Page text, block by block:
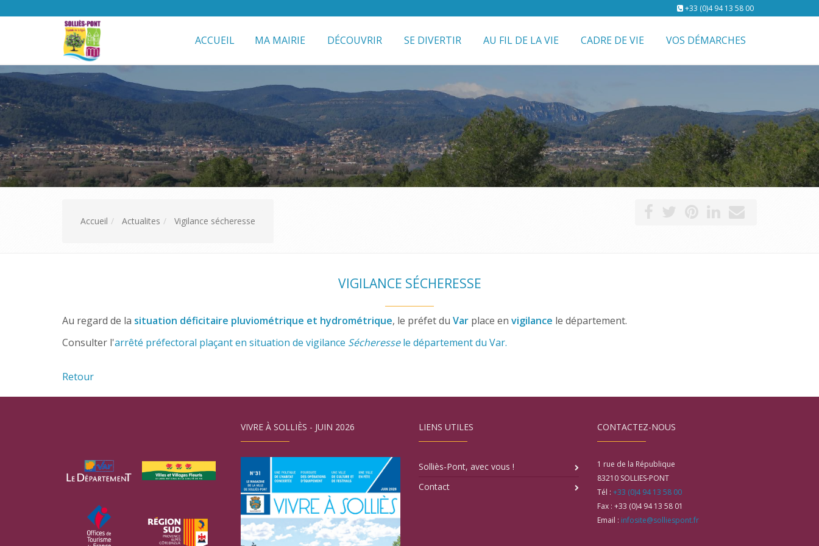
+33 (0)4 94 13 58 00
ACCUEIL MA MAIRIE DÉCOUVRIR SE DIVERTIR AU FIL DE LA VIE CADRE DE VIE VOS DÉMARCHES
Accueil Actualites Vigilance sécheresse
VIGILANCE SÉCHERESSE
Au regard de la situation déficitaire pluviométrique et hydrométrique, le préfet du Var place en vigilance le département.
Consulter l'arrêté préfectoral plaçant en situation de vigilance Sécheressele département du Var.
Retour
VIVRE À SOLLIÈS - JUIN 2026 LIENS UTILES
Solliès-Pont, avec vous !
Contact
CONTACTEZ-NOUS
1 rue de la République
83210 SOLLIES-PONT
Tél : +33 (0)4 94 13 58 00
Fax : +33 (0)4 94 13 58 01
Email : infosite@solliespont.fr